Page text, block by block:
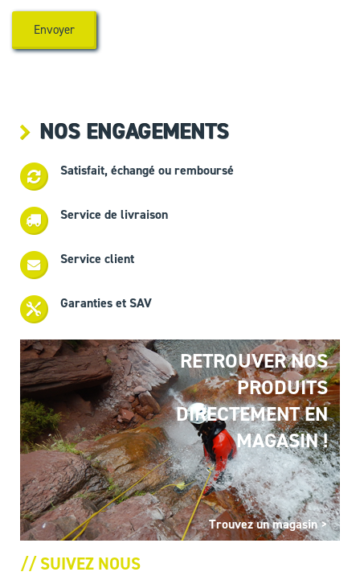
NOS ENGAGEMENTS
Satisfait, échangé ou remboursé
Service de livraison
Service client
Garanties et SAV
RETROUVER NOS
PRODUITS
DIRECTEMENT EN
MAGASIN !
Trouvez un magasin >
// SUIVEZ NOUS